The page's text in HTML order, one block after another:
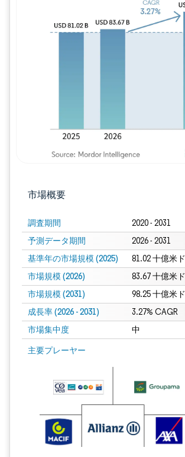
市場概要
調査期間 2020 - 2031
予測データ期間 2026 - 2031
基準年の市場規模 (2025) 81.02 十億米
市場規模 (2026) 83.67 十億米
市場規模 (2031) 98.25 十億米
成長率 (2026 - 2031) 3.27% CAGR
市場集中度 中
主要プレーヤー
画像 © Mordor Intelligence。再利用にはCC BY 4.0